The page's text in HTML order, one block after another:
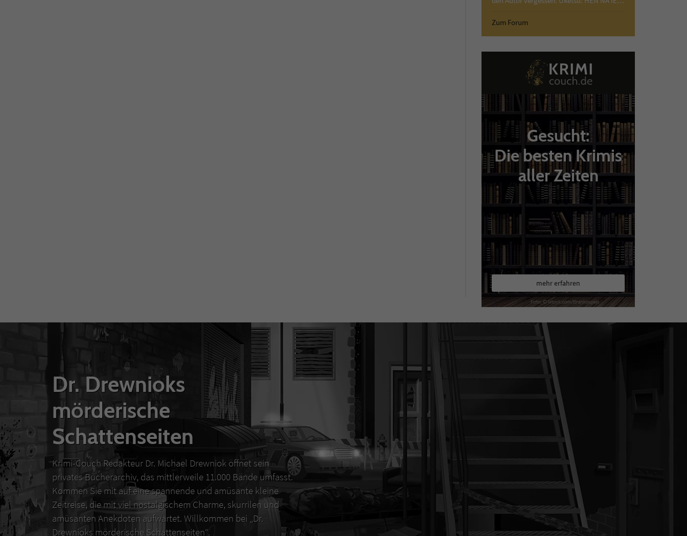
Zum Forum
Gesucht:
Die besten Krimis
aller Zeiten
mehr erfahren
Dr. Drewnioks
mörderische
Schattenseiten
Krimi-Couch Redakteur Dr. Michael Drewniok öffnet sein
privates Bücherarchiv, das mittlerweile 11.000 Bände umfasst.
Kommen Sie mit auf eine spannende und amüsante kleine
Zeitreise, die mit viel nostalgischem Charme, skurrilen und
amüsanten Anekdoten aufwartet. Willkommen bei „Dr.
Drewnioks mörderische Schattenseiten“.